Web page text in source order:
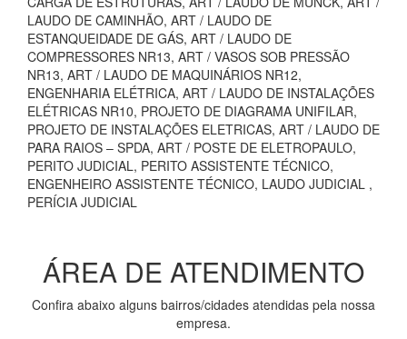
LAUDO DE CAMINHÃO, ART / LAUDO DE
ESTANQUEIDADE DE GÁS, ART / LAUDO DE
COMPRESSORES NR13, ART / VASOS SOB PRESSÃO
NR13, ART / LAUDO DE MAQUINÁRIOS NR12,
ENGENHARIA ELÉTRICA, ART / LAUDO DE INSTALAÇÕES
ELÉTRICAS NR10, PROJETO DE DIAGRAMA UNIFILAR,
PROJETO DE INSTALAÇÕES ELETRICAS, ART / LAUDO DE
PARA RAIOS – SPDA, ART / POSTE DE ELETROPAULO,
PERITO JUDICIAL, PERITO ASSISTENTE TÉCNICO,
ENGENHEIRO ASSISTENTE TÉCNICO, LAUDO JUDICIAL ,
PERÍCIA JUDICIAL
ÁREA DE ATENDIMENTO
Confira abaixo alguns bairros/cidades atendidas pela nossa
empresa.